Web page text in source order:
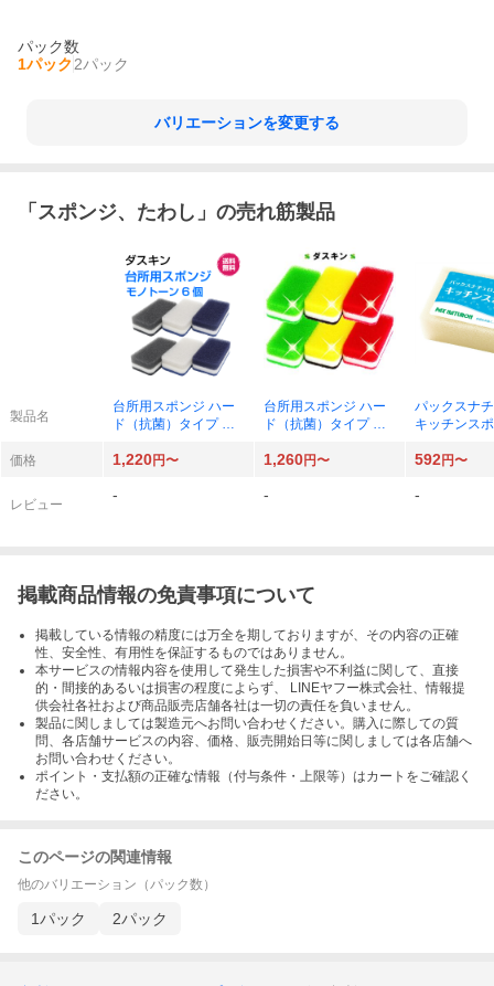
パック数
1パック 2パック
バリエーションを変更する
「 スポンジ、たわし 」の売れ筋製品
製品名
台所用スポンジ ハー
ド（抗菌）タイプ モ
台所用スポンジ ハー
ド（抗菌）タイプ ビ
パックスナ
キッチンス
価格
1,220円〜 1,260円〜 592円〜
レビュー
- - -
掲載商品情報の免責事項について
掲載している情報の精度には万全を期しておりますが、その内容の正確
性、安全性、有用性を保証するものではありません。
本サービスの情報内容を使用して発生した損害や不利益に関して、直接
的・間接的あるいは損害の程度によらず、 LINEヤフー株式会社、情報提
供会社各社および商品販売店舗各社は一切の責任を負いません。
製品に関しましては製造元へお問い合わせください。購入に際しての質
問、各店舗サービスの内容、価格、販売開始日等に関しましては各店舗へ
お問い合わせください。
ポイント・支払額の正確な情報（付与条件・上限等）はカートをご確認く
ださい。
このページの関連情報
他のバリエーション（パック数）
1パック 2パック